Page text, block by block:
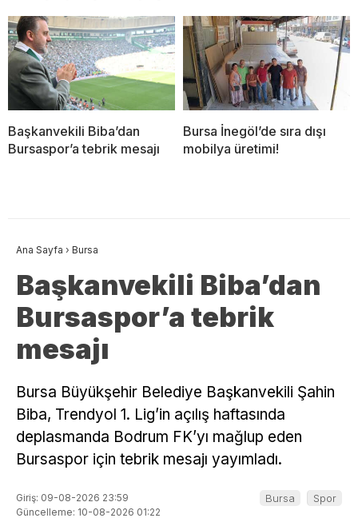
Başkanvekili Biba’dan
Bursaspor’a tebrik mesajı
Bursa İnegöl’de sıra dışı
mobilya üretimi!
Ana Sayfa › Bursa
Başkanvekili Biba’dan
Bursaspor’a tebrik
mesajı
Bursa Büyükşehir Belediye Başkanvekili Şahin
Biba, Trendyol 1. Lig’in açılış haftasında
deplasmanda Bodrum FK’yı mağlup eden
Bursaspor için tebrik mesajı yayımladı.
Giriş: 09-08-2026 23:59
Güncelleme: 10-08-2026 01:22
Bursa Spor